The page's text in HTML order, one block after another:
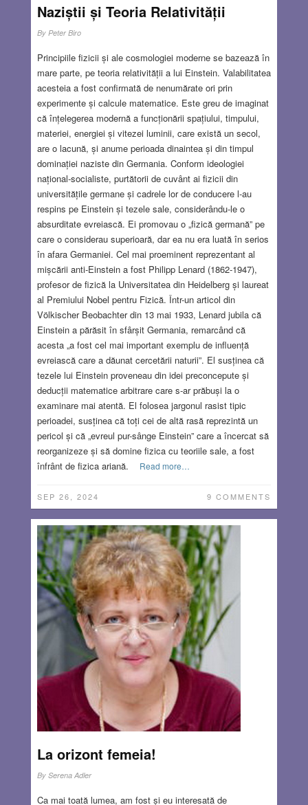
Naziștii și Teoria Relativității
By Peter Biro
Principiile fizicii și ale cosmologiei moderne se bazează în
mare parte, pe teoria relativității a lui Einstein. Valabilitatea
acesteia a fost confirmată de nenumărate ori prin
experimente și calcule matematice. Este greu de imaginat
că înțelegerea modernă a funcționării spațiului, timpului,
materiei, energiei și vitezei luminii, care există un secol,
are o lacună, și anume perioada dinaintea și din timpul
dominației naziste din Germania. Conform ideologiei
național-socialiste, purtătorii de cuvânt ai fizicii din
universitățile germane și cadrele lor de conducere l-au
respins pe Einstein și tezele sale, considerându-le o
absurditate evreiască. Ei promovau o „fizică germană” pe
care o considerau superioară, dar ea nu era luată în serios
în afara Germaniei. Cel mai proeminent reprezentant al
mișcării anti-Einstein a fost Philipp Lenard (1862-1947),
profesor de fizică la Universitatea din Heidelberg și laureat
al Premiului Nobel pentru Fizică. Într-un articol din
Völkischer Beobachter din 13 mai 1933, Lenard jubila că
Einstein a părăsit în sfârșit Germania, remarcând că
acesta „a fost cel mai important exemplu de influență
evreiască care a dăunat cercetării naturii”. El susținea că
tezele lui Einstein proveneau din idei preconcepute și
deducții matematice arbitrare care s-ar prăbuși la o
examinare mai atentă. El folosea jargonul rasist tipic
perioadei, susținea că toți cei de altă rasă reprezintă un
pericol și că „evreul pur-sânge Einstein” care a încercat să
reorganizeze și să domine fizica cu teoriile sale, a fost
înfrânt de fizica ariană.
Read more…
SEP 26, 2024 9 COMMENTS
La orizont femeia!
By Serena Adler
Ca mai toată lumea, am fost și eu interesată de